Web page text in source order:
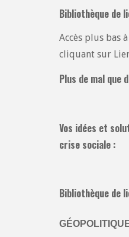
Bibliothèque de
Accès plus bas
cliquant sur
Plus de mal que
Vos idées et
crise sociale :
Bibliothèque de